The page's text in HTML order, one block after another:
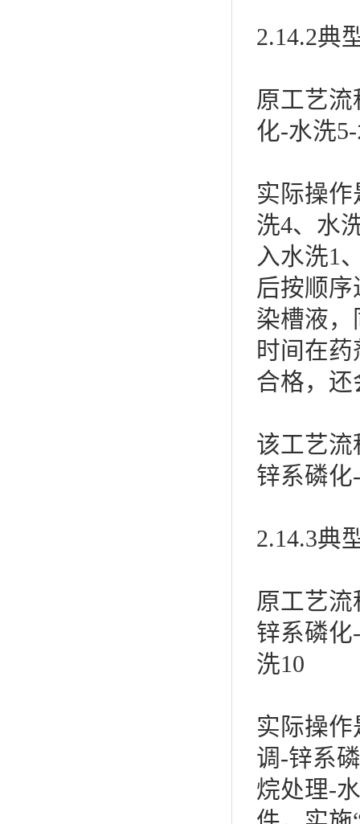
2.14.2典
原工艺
化-水洗
实际操
洗4、水
入水洗1
后按顺
染槽液
时间在
合格，
该工艺流
锌系磷化
2.14.3典
原工艺
锌系磷化
洗10
实际操
调-锌系
烷处理-